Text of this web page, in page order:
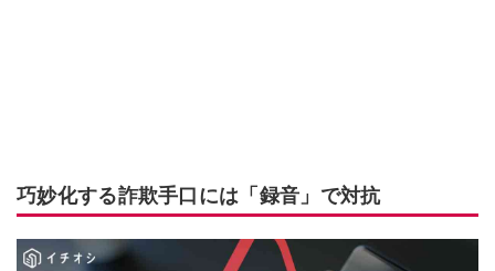
巧妙化する詐欺手口には「録音」で対抗